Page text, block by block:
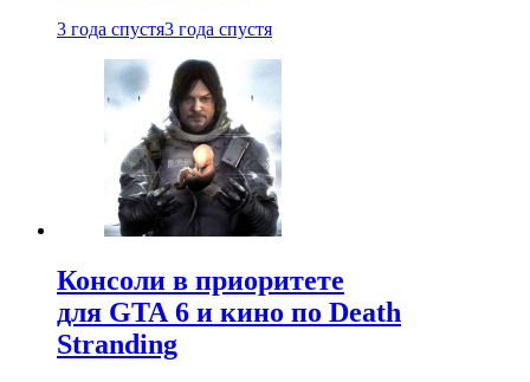
3 года спустя3 года спустя
Консоли в приоритете
для GTA 6 и кино по Death
Stranding